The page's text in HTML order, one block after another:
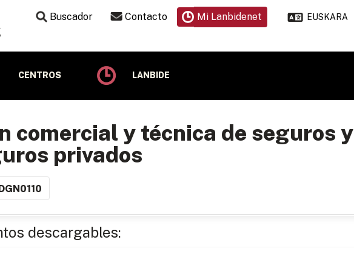
Buscador Contacto Mi Lanbidenet EUSKARA
CENTROS LANBIDE
comercial y técnica de seguros y
privados
descargables: